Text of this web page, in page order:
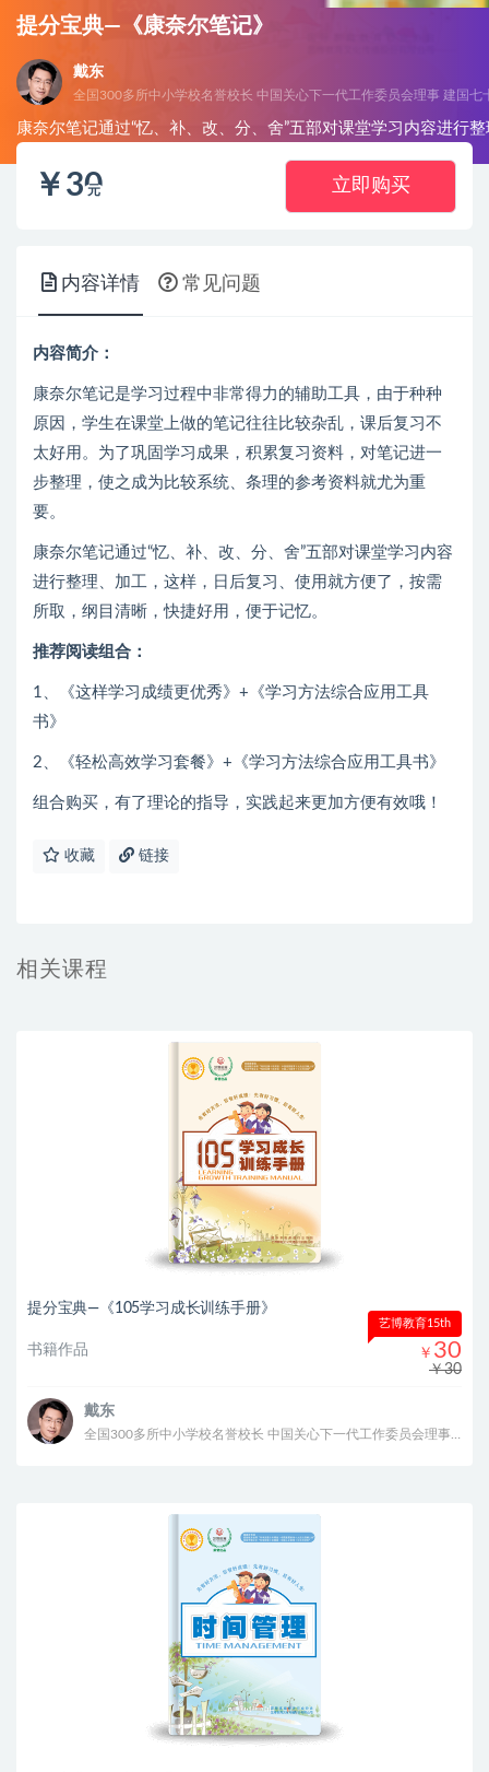
提分宝典—《康奈尔笔记》
戴东
康奈尔笔记通过“忆、补、改、分、舍”五部对课堂学习内容进行
￥ 30
元 立即购买
内容详情 常见问题
内容简介：
康奈尔笔记是学习过程中非常得力的辅助工具，由于种种
原因，学生在课堂上做的笔记往往比较杂乱，课后复习不
太好用。为了巩固学习成果，积累复习资料，对笔记进一
步整理，使之成为比较系统、条理的参考资料就尤为重
要。
康奈尔笔记通过“忆、补、改、分、舍”五部对课堂学习内容
进行整理、加工，这样，日后复习、使用就方便了，按需
所取，纲目清晰，快捷好用，便于记忆。
推荐阅读组合：
1、《这样学习成绩更优秀》+《学习方法综合应用工具
书》
2、《轻松高效学习套餐》+《学习方法综合应用工具书》
组合购买，有了理论的指导，实践起来更加方便有效哦！
收藏 链接
相关课程
提分宝典—《105学习成长训练手册》
书籍作品
艺博教育15th
￥ 30
￥30
戴东